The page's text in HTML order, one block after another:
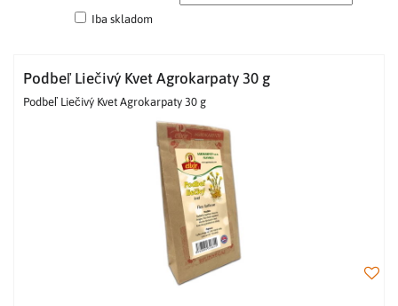
MriežkaZoznam
Tabuľka
Iba skladom
Podbeľ Liečivý Kvet Agrokarpaty 30 g
Podbeľ Liečivý Kvet Agrokarpaty 30 g